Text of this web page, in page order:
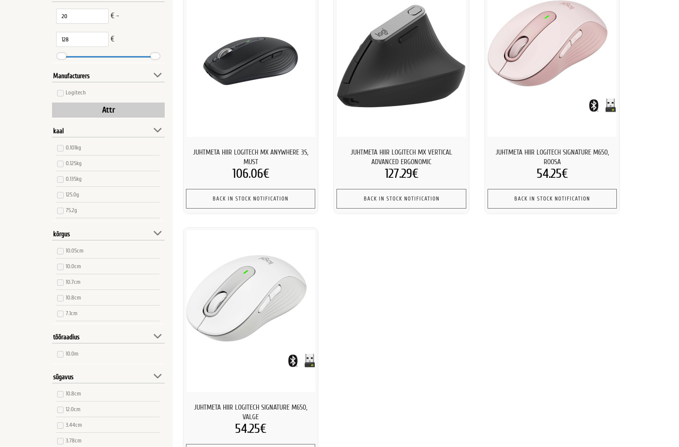
€ -
€
Manufacturers
Logitech
Attr
kaal
0.101kg
0.125kg
0.135kg
125.0g
75.2g
99.0g
kõrgus
10.05cm
10.0cm
10.7cm
10.8cm
7.1cm
9.9cm
tööraadius
10.0m
sügavus
10.8cm
12.0cm
3.44cm
3.78cm
JUHTMETA HIIR LOGITECH MX ANYWHERE 3S,
MUST
106.06€
BACK IN STOCK NOTIFICATION
JUHTMETA HIIR LOGITECH MX VERTICAL
ADVANCED ERGONOMIC
127.29€
BACK IN STOCK NOTIFICATION
JUHTMETA HIIR LOGITECH SIGNATURE M650,
ROOSA
54.25€
BACK IN STOCK NOTIFICATION
JUHTMETA HIIR LOGITECH SIGNATURE M650,
VALGE
54.25€